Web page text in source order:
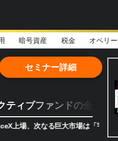
暗号資産 税金 オペリ
ィブファンドの全貌
る巨大市場は「宇宙!?」 日本
セミナー詳細